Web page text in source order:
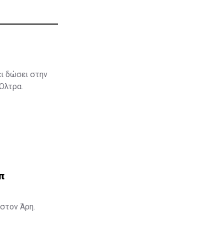
δώσει στην
Άρη.